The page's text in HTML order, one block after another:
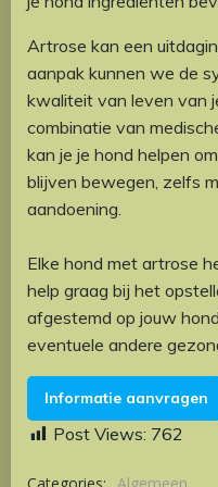
Artrose kan een
aanpak kunnen we de
kwaliteit van leven van
combinatie van
kan je je hond helpen
blijven bewegen, zelfs
aandoening.
Elke hond met artrose
help graag bij het
afgestemd op jouw
eventuele andere
Informatie aanvragen
Post Views: 762